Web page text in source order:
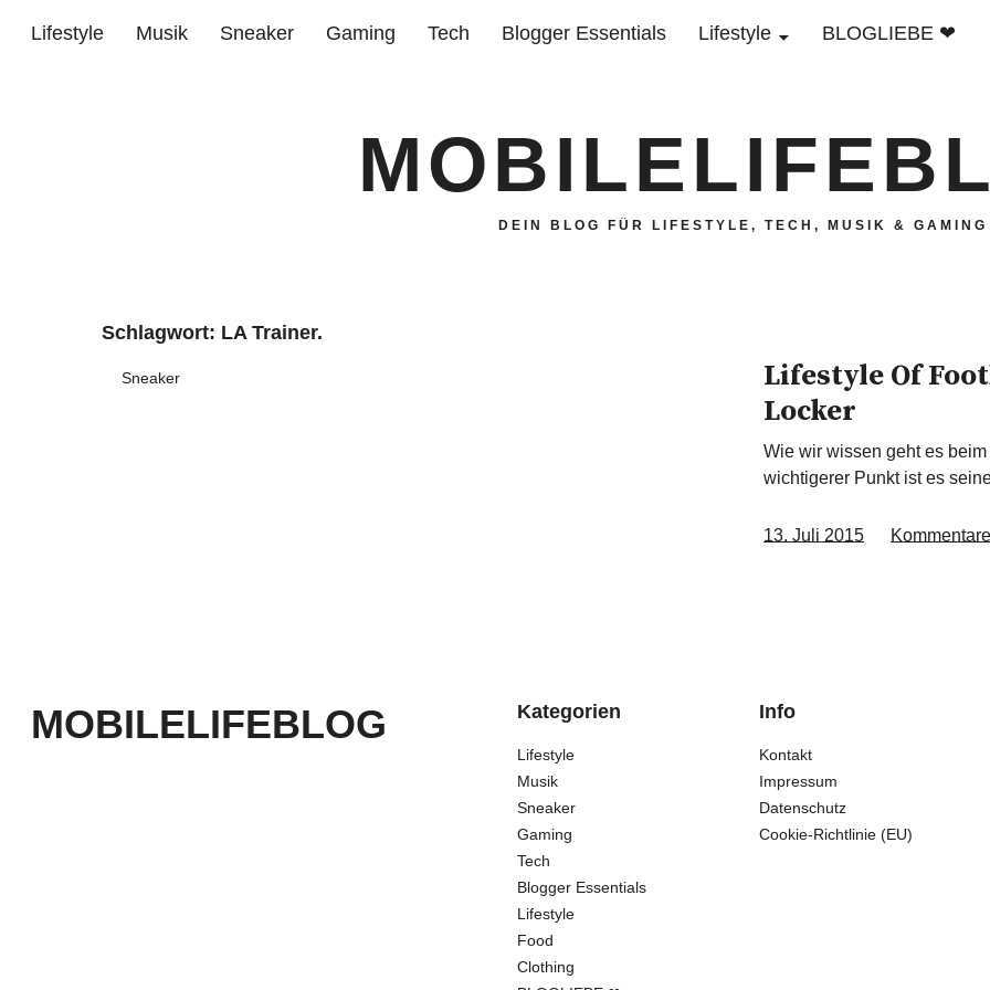
Lifestyle Musik Sneaker Gaming Tech Blogger Essentials Lifestyle BLOGLIEBE ❤
DEIN BLOG FÜR LIFESTYLE, TECH, MUSIK & GAMING
Schlagwort: LA Trainer.
Sneaker
Lifestyle Of
Locker
Wie wir wissen geht es
wichtigerer Punkt ist es
13. Juli 2015 Kommentare
MOBILELIFEBLOG Kategorien
Lifestyle
Musik
Sneaker
Gaming
Tech
Blogger Essentials
Lifestyle
Food
Clothing
Info
Kontakt
Impressum
Datenschutz
Cookie-Richtlinie (EU)